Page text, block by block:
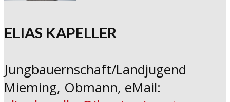
ELIAS KAPELLER
Jungbauernschaft/Landjugend
Mieming, Obmann, eMail: